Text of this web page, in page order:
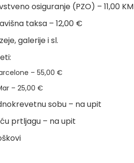
osiguranje (PZO) – 11,00 KM
taksa – 12,00 €
galerije i sl.
– 55,00 €
– 25,00 €
sobu – na upit
prtljagu – na upit